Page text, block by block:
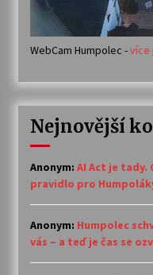
WebCam Humpolec -více
Nejnovější
Anonym: AI Act je tady.
pravidlo pro
Anonym: Humpolec
vás – a teď je čas se